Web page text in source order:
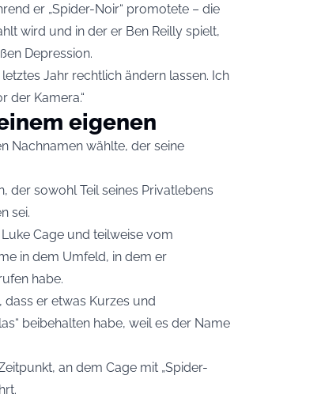
er „Spider-Noir“ promotete – die
wird und in der er Ben Reilly spielt,
Depression.
Jahr rechtlich ändern lassen. Ich
der Kamera.“
eigenen
Nachnamen wählte, der seine
der sowohl Teil seines Privatlebens
sei.
Cage und teilweise vom
in dem Umfeld, in dem er
habe.
, dass er etwas Kurzes und
beibehalten habe, weil es der Name
an dem Cage mit „Spider-